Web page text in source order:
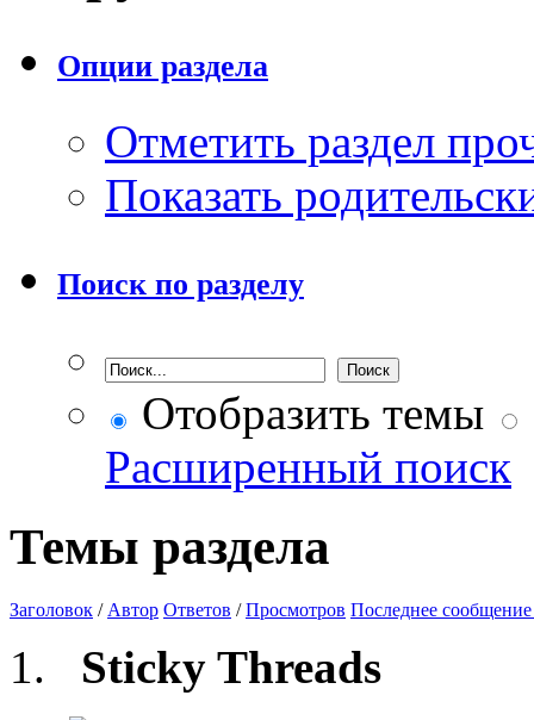
Опции раздела
Отметить раздел
Показать
Поиск по разделу
Отобразить темы
Расширенный поиск
Темы раздела
Заголовок / Автор Ответов /Просмотров Последнее сообщение
Sticky Threads